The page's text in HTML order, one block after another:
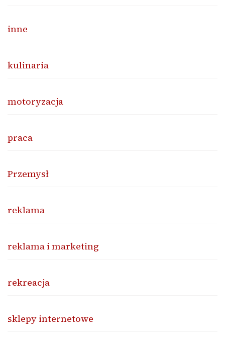
inne
kulinaria
motoryzacja
praca
Przemysł
reklama
reklama i marketing
rekreacja
sklepy internetowe